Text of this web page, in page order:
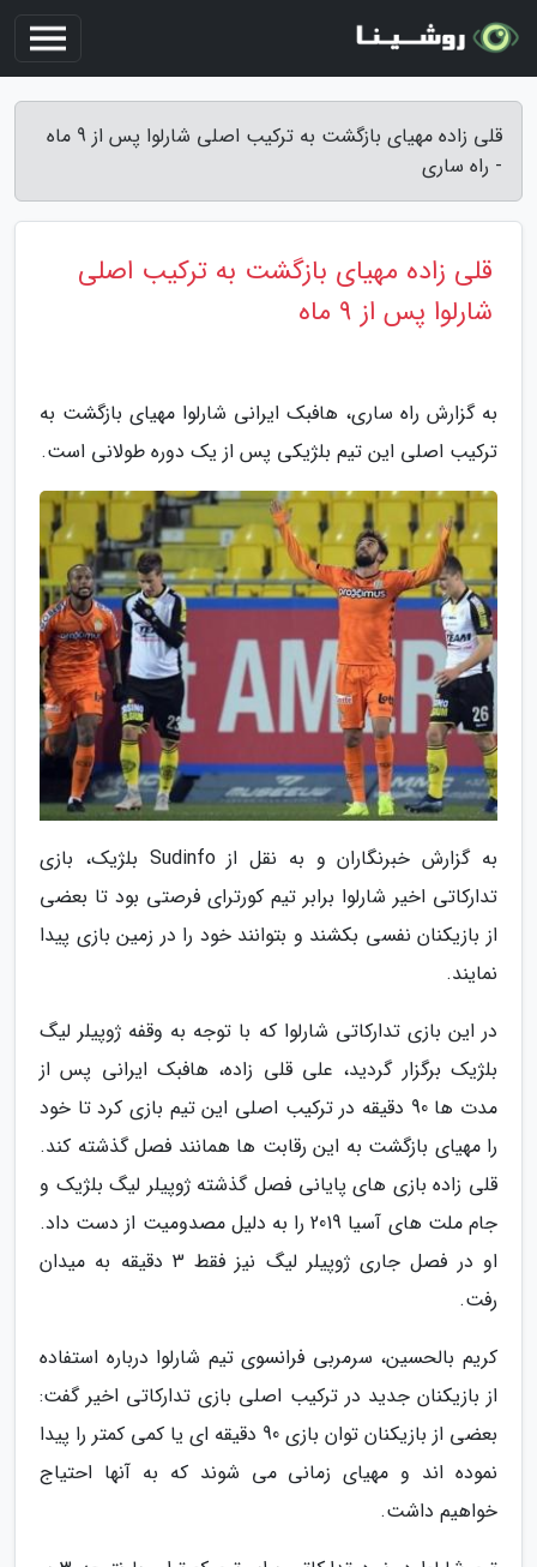
قلی زاده مهیای بازگشت به ترکیب اصلی شارلوا پس از 9 ماه
- راه ساری
قلی زاده مهیای بازگشت به ترکیب اصلی
شارلوا پس از 9 ماه
به گزارش راه ساری، هافبک ایرانی شارلوا مهیای بازگشت به
ترکیب اصلی این تیم بلژیکی پس از یک دوره طولانی است.
به گزارش خبرنگاران و به نقل از Sudinfo بلژیک، بازی
تدارکاتی اخیر شارلوا برابر تیم کورترای فرصتی بود تا بعضی
از بازیکنان نفسی بکشند و بتوانند خود را در زمین بازی پیدا
نمایند.
در این بازی تدارکاتی شارلوا که با توجه به وقفه ژوپیلر لیگ
بلژیک برگزار گردید، علی قلی زاده، هافبک ایرانی پس از
مدت ها 90 دقیقه در ترکیب اصلی این تیم بازی کرد تا خود
را مهیای بازگشت به این رقابت ها همانند فصل گذشته کند.
قلی زاده بازی های پایانی فصل گذشته ژوپیلر لیگ بلژیک و
جام ملت های آسیا 2019 را به دلیل مصدومیت از دست داد.
او در فصل جاری ژوپیلر لیگ نیز فقط 3 دقیقه به میدان
رفت.
کریم بالحسین، سرمربی فرانسوی تیم شارلوا درباره استفاده
از بازیکنان جدید در ترکیب اصلی بازی تدارکاتی اخیر گفت:
بعضی از بازیکنان توان بازی 90 دقیقه ای یا کمی کمتر را پیدا
نموده اند و مهیای زمانی می شوند که به آنها احتیاج
خواهیم داشت.